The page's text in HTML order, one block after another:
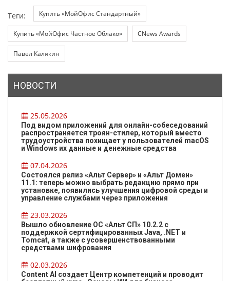
Теги: Купить «МойОфис Стандартный»
Купить «МойОфис Частное Облако» CNews Awards
Павел Калякин
НОВОСТИ
25.05.2026
Под видом приложений для онлайн-собеседований
распространяется троян-стилер, который вместо
трудоустройства похищает у пользователей macOS
и Windows их данные и денежные средства
07.04.2026
Состоялся релиз «Альт Сервер» и «Альт Домен»
11.1: теперь можно выбрать редакцию прямо при
установке, появились улучшения цифровой среды и
управление службами через приложения
23.03.2026
Вышло обновление ОС «Альт СП» 10.2.2 с
поддержкой сертифицированных Java, .NET и
Tomcat, а также с усовершенствованными
средствами шифрования
02.03.2026
Content AI создает Центр компетенций и проводит